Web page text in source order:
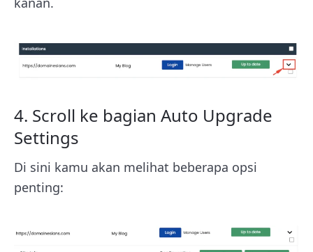
4. Scroll ke bagian Auto Upgrade
Settings
Di sini kamu akan melihat beberapa opsi
penting: